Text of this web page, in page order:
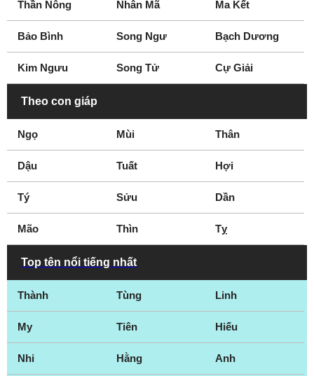
Port Chester
Queens
Rhinebeck
Rochester
Rockville Centre
Rome
Roosevelt
Scarsdale
Town Of Hempstead Town Of Rye
Valley Stream
West Point
Westbury
Thần Nông Nhân Mã Ma Kết
Bảo Bình Song Ngư Bạch Dương
Kim Ngưu Song Tử Cự Giải
Theo con giáp
Ngọ Mùi Thân
Dậu Tuất Hợi
Tý Sửu Dần
Mão Thìn Tỵ
Top tên nổi tiếng nhất
Thành Tùng Linh
My Tiên Hiếu
Nhi Hằng Anh